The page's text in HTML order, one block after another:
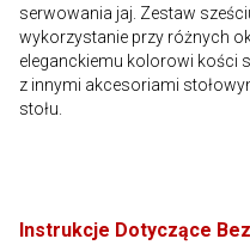
serwowania jaj. Zestaw
wykorzystanie przy różnych
eleganckiemu kolorowi kości
z innymi akcesoriami
stołu.
Instrukcje Dotyczące